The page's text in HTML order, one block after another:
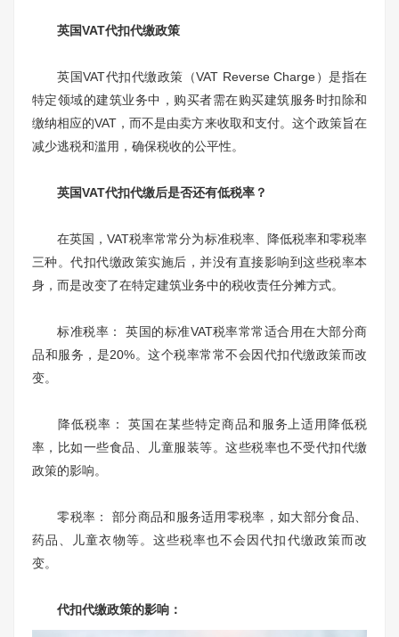
英国VAT代扣代缴政策
英国VAT代扣代缴政策（VAT Reverse Charge）是指在
特定领域的建筑业务中，购买者需在购买建筑服务时扣除和
缴纳相应的VAT，而不是由卖方来收取和支付。这个政策旨在
减少逃税和滥用，确保税收的公平性。
英国VAT代扣代缴后是否还有低税率？
在英国，VAT税率常常分为标准税率、降低税率和零税率
三种。代扣代缴政策实施后，并没有直接影响到这些税率本
身，而是改变了在特定建筑业务中的税收责任分摊方式。
标准税率： 英国的标准VAT税率常常适合用在大部分商
品和服务，是20%。这个税率常常不会因代扣代缴政策而改
变。
降低税率： 英国在某些特定商品和服务上适用降低税
率，比如一些食品、儿童服装等。这些税率也不受代扣代缴
政策的影响。
零税率： 部分商品和服务适用零税率，如大部分食品、
药品、儿童衣物等。这些税率也不会因代扣代缴政策而改
变。
代扣代缴政策的影响：